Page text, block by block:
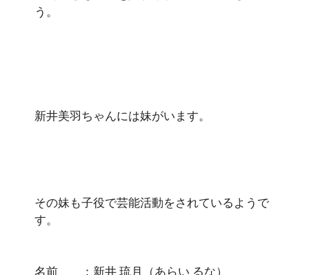
う。
新井美羽ちゃんには妹がいます。
その妹も子役で芸能活動をされているようで
す。
名前 ：新井 琉月（あらい るな）